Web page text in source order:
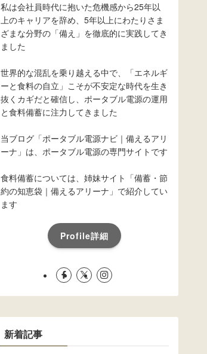
私は会社員時代に抱いた危機感から25年以
上のキャリアを辞め、5年以上にわたりさま
ざまな分野の「備え」を徹底的に実践してき
ました
世界的な混乱を乗り越える中で、「エネルギ
ーと食料の自立」こそが不安定な時代を生き
抜くカギだと確信し、ポータブル電源の運用
と食料備蓄に注力してきました
当ブログ「ポータブル電源ナビ｜備えるアリ
ーナ」は、ポータブル電源の専門サイトです
食料備蓄については、姉妹サイト「備蓄・節
約の知恵袋｜備えるアリーナ」で紹介してい
ます
Profile詳細
新着記事